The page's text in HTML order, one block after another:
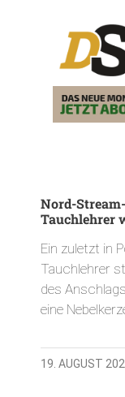
Nord-
Tauchlehrer
Ein zuletzt in
Tauchlehrer
des
eine
19. AUGUST